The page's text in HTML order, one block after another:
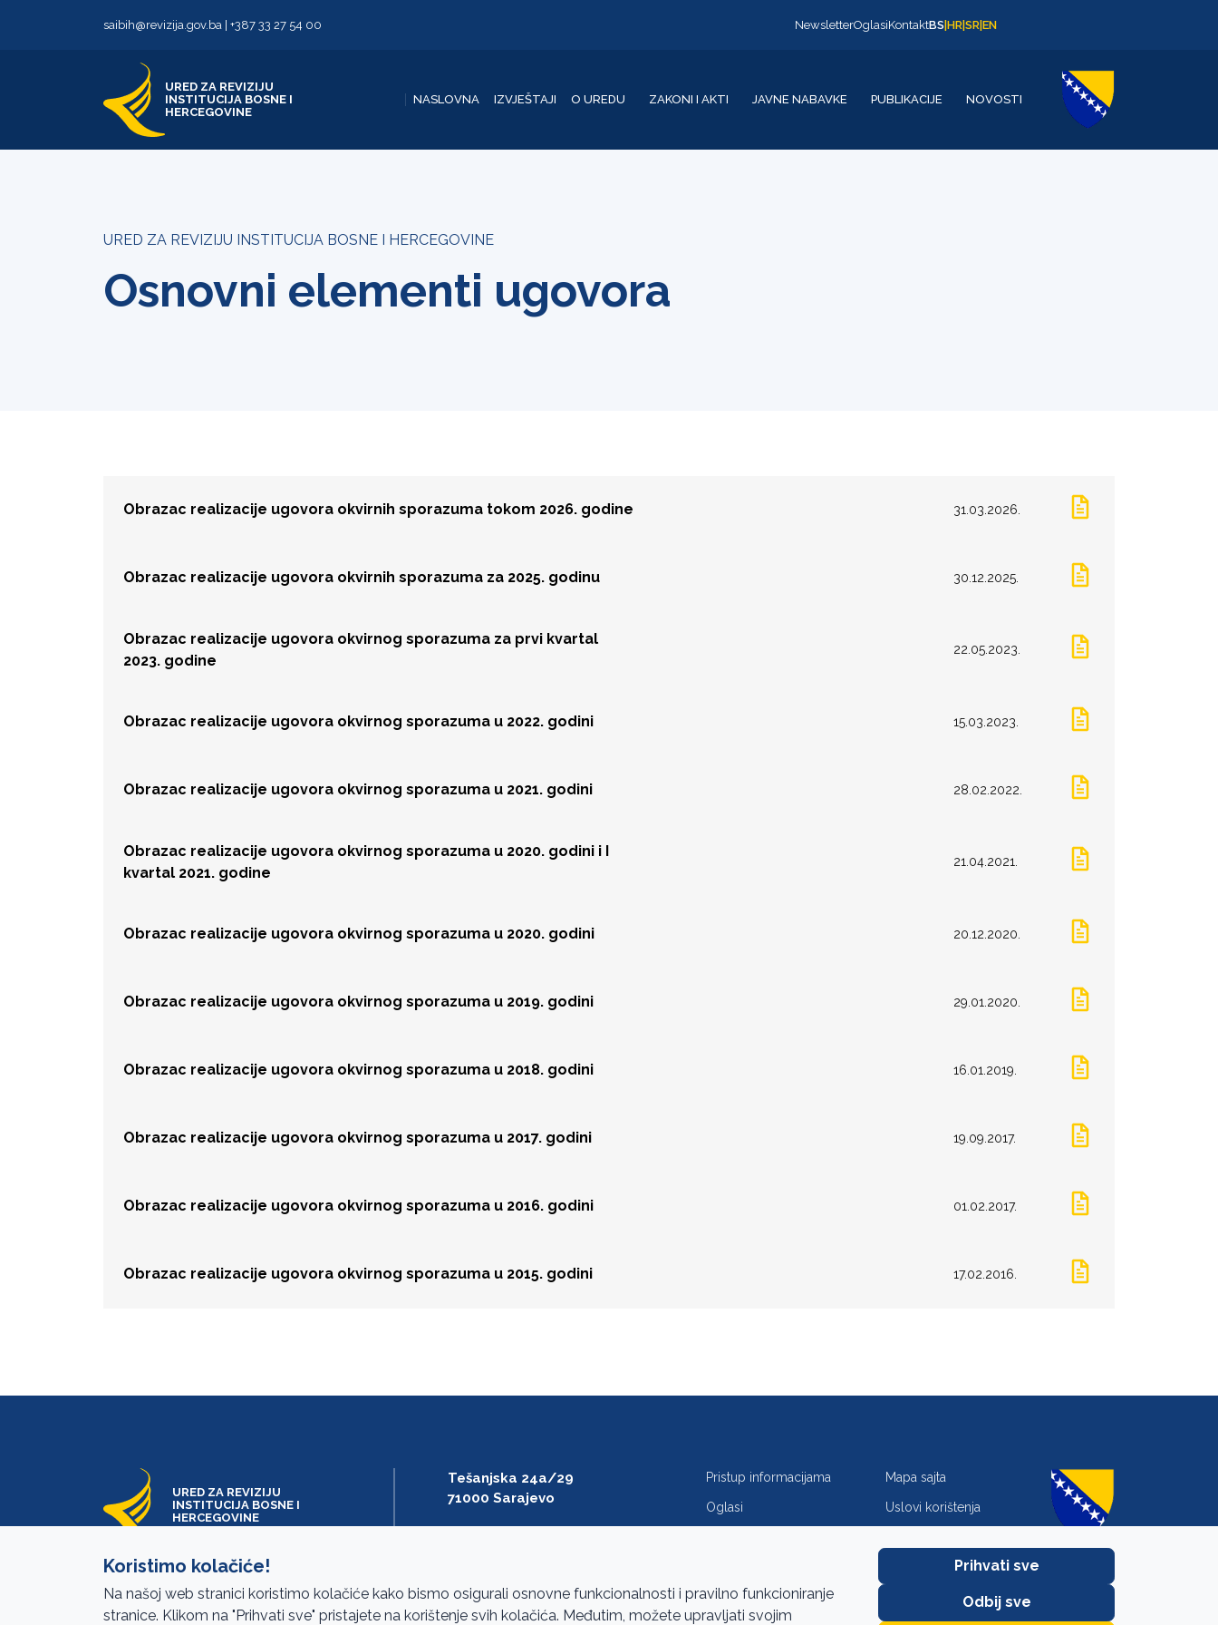
saibih@revizija.gov.ba +387 33 27 54 00 NewsletterOglasiKontaktBS HR SR EN
URED ZA REVIZIJU
INSTITUCIJA BOSNE I
HERCEGOVINE
NASLOVNA IZVJEŠTAJI O UREDU ZAKONI I AKTI JAVNE NABAVKE PUBLIKACIJE NOVOSTI
URED ZA REVIZIJU INSTITUCIJA BOSNE I HERCEGOVINE
Osnovni elementi ugovora
Obrazac realizacije ugovora okvirnih sporazuma tokom 2026. godine 31.03.2026.
Obrazac realizacije ugovora okvirnih sporazuma za 2025. godinu 30.12.2025.
Obrazac realizacije ugovora okvirnog sporazuma za prvi kvartal
2023. godine
22.05.2023.
Obrazac realizacije ugovora okvirnog sporazuma u 2022. godini 15.03.2023.
Obrazac realizacije ugovora okvirnog sporazuma u 2021. godini 28.02.2022.
Obrazac realizacije ugovora okvirnog sporazuma u 2020. godini i I
kvartal 2021. godine
21.04.2021.
Obrazac realizacije ugovora okvirnog sporazuma u 2020. godini 20.12.2020.
Obrazac realizacije ugovora okvirnog sporazuma u 2019. godini 29.01.2020.
Obrazac realizacije ugovora okvirnog sporazuma u 2018. godini 16.01.2019.
Obrazac realizacije ugovora okvirnog sporazuma u 2017. godini 19.09.2017.
Obrazac realizacije ugovora okvirnog sporazuma u 2016. godini 01.02.2017.
Obrazac realizacije ugovora okvirnog sporazuma u 2015. godini 17.02.2016.
URED ZA REVIZIJU
INSTITUCIJA BOSNE I
HERCEGOVINE
Tešanjska 24a/29
71000 Sarajevo
saibih@revizija.gov.ba
Pristup informacijama Mapa sajta
Oglasi Uslovi korištenja
Koristimo kolačiće!
Na našoj web stranici koristimo kolačiće kako bismo osigurali osnovne funkcionalnosti i pravilno funkcioniranje
stranice. Klikom na "Prihvati sve" pristajete na korištenje svih kolačića. Međutim, možete upravljati svojim
Prihvati sve
Odbij sve